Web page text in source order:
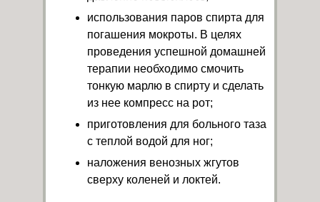
использования паров спирта для
погашения мокроты. В целях
проведения успешной домашней
терапии необходимо смочить
тонкую марлю в спирту и сделать
из нее компресс на рот;
приготовления для больного таза
с теплой водой для ног;
наложения венозных жгутов
сверху коленей и локтей.